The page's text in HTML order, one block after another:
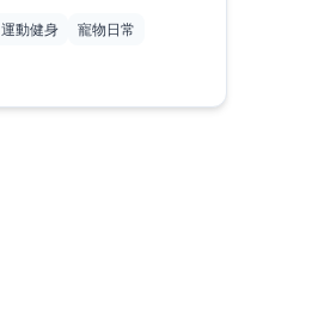
運動健身
寵物日常